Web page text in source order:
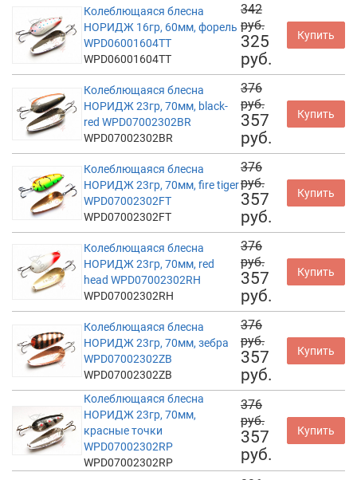
Колеблющаяся блесна
НОРИДЖ 16гр, 60мм, форель
WPD06001604TT
WPD06001604TT
342
руб.
325
руб.
Купить
Колеблющаяся блесна
НОРИДЖ 23гр, 70мм, black-
red WPD07002302BR
WPD07002302BR
376
руб.
357
руб.
Купить
Колеблющаяся блесна
НОРИДЖ 23гр, 70мм, fire tiger
WPD07002302FT
WPD07002302FT
376
руб.
357
руб.
Купить
Колеблющаяся блесна
НОРИДЖ 23гр, 70мм, red
head WPD07002302RH
WPD07002302RH
376
руб.
357
руб.
Купить
Колеблющаяся блесна
НОРИДЖ 23гр, 70мм, зебра
WPD07002302ZB
WPD07002302ZB
376
руб.
357
руб.
Купить
Колеблющаяся блесна
НОРИДЖ 23гр, 70мм,
красные точки
WPD07002302RP
WPD07002302RP
376
руб.
357
руб.
Купить